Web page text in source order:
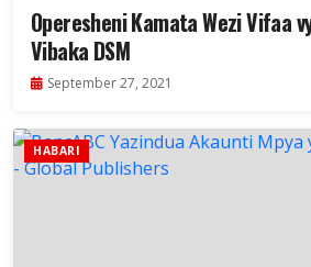
Operesheni Kamata Wezi Vifaa
Vibaka DSM
September 27, 2021
HABARI